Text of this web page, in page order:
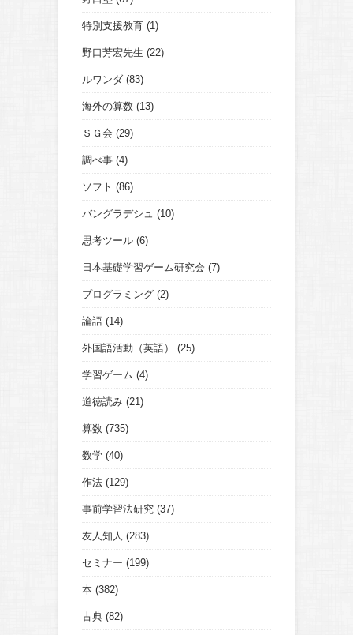
特別支援教育 (1)
野口芳宏先生 (22)
ルワンダ (83)
海外の算数 (13)
ＳＧ会 (29)
調べ事 (4)
ソフト (86)
バングラデシュ (10)
思考ツール (6)
日本基礎学習ゲーム研究会 (7)
プログラミング (2)
論語 (14)
外国語活動（英語） (25)
学習ゲーム (4)
道徳読み (21)
算数 (735)
数学 (40)
作法 (129)
事前学習法研究 (37)
友人知人 (283)
セミナー (199)
本 (382)
古典 (82)